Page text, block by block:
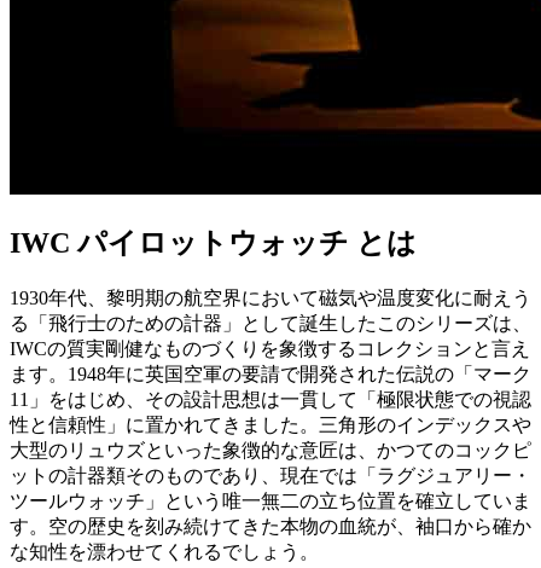
IWC パイロットウォッチ とは
1930年代、黎明期の航空界において磁気や温度変化に耐えう
る「飛行士のための計器」として誕生したこのシリーズは、
IWCの質実剛健なものづくりを象徴するコレクションと言え
ます。1948年に英国空軍の要請で開発された伝説の「マーク
11」をはじめ、その設計思想は一貫して「極限状態での視認
性と信頼性」に置かれてきました。三角形のインデックスや
大型のリュウズといった象徴的な意匠は、かつてのコックピ
ットの計器類そのものであり、現在では「ラグジュアリー・
ツールウォッチ」という唯一無二の立ち位置を確立していま
す。空の歴史を刻み続けてきた本物の血統が、袖口から確か
な知性を漂わせてくれるでしょう。